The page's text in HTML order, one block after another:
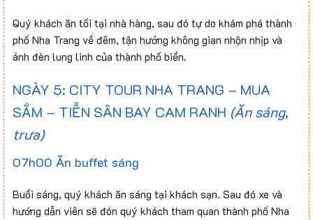
Quý khách ăn tối tại nhà hàng, sau đó tự do khám phá thành
phố Nha Trang về đêm, tận hưởng không gian nhộn nhịp và
ánh đèn lung linh của thành phố biển.
NGÀY 5: CITY TOUR NHA TRANG – MUA
SẮM – TIỄN SÂN BAY CAM RANH (Ăn sáng,
trưa)
07h00 Ăn buffet sáng
Buổi sáng, quý khách ăn sáng tại khách sạn. Sau đó xe và
hướng dẫn viên sẽ đón quý khách tham quan thành phố Nha